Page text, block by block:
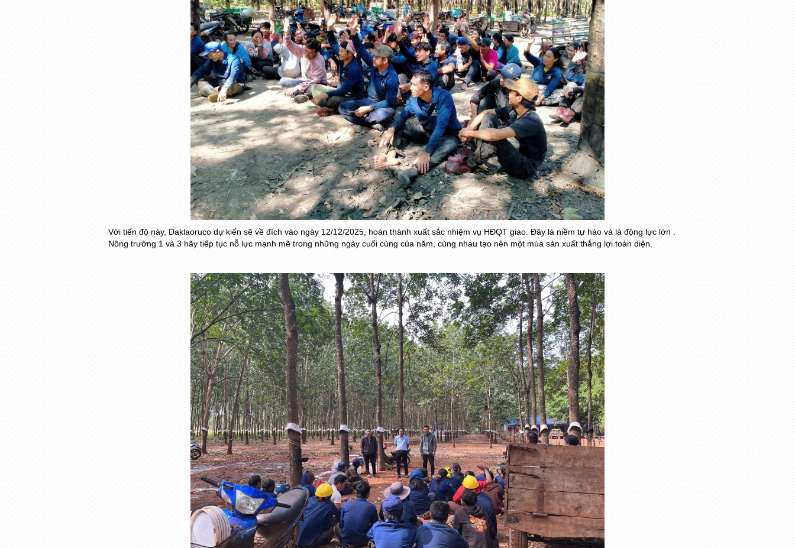
Với tiến độ này, Daklaoruco dự kiến sẽ về đích vào ngày 12/12/2025, hoàn thành xuất sắc nhiệm vụ HĐQT giao. Đây là niềm tự hào và là động lực lớn .
Nông trường 1 và 3 hãy tiếp tục nỗ lực mạnh mẽ trong những ngày cuối cùng của năm, cùng nhau tạo nên một mùa sản xuất thắng lợi toàn diện.